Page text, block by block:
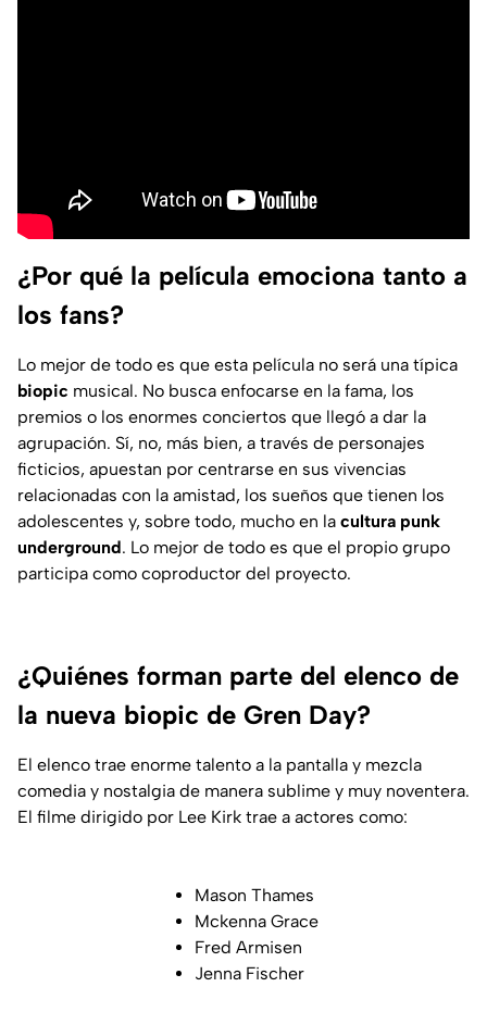
¿Por qué la película emociona tanto a
los fans?
Lo mejor de todo es que esta película no será una típica
biopic musical. No busca enfocarse en la fama, los
premios o los enormes conciertos que llegó a dar la
agrupación. Sí, no, más bien, a través de personajes
ficticios, apuestan por centrarse en sus vivencias
relacionadas con la amistad, los sueños que tienen los
adolescentes y, sobre todo, mucho en la cultura punk
underground. Lo mejor de todo es que el propio grupo
participa como coproductor del proyecto.
¿Quiénes forman parte del elenco de
la nueva biopic de Gren Day?
El elenco trae enorme talento a la pantalla y mezcla
comedia y nostalgia de manera sublime y muy noventera.
El filme dirigido por Lee Kirk trae a actores como:
Mason Thames
Mckenna Grace
Fred Armisen
Jenna Fischer